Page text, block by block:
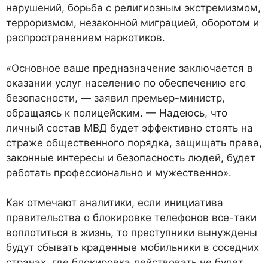
нарушений, борьба с религиозным экстремизмом,
терроризмом, незаконной миграцией, оборотом и
распространением наркотиков.
«Основное ваше предназначение заключается в
оказании услуг населению по обеспечению его
безопасности, — заявил премьер-министр,
обращаясь к полицейским. — Надеюсь, что
личный состав МВД будет эффективно стоять на
страже общественного порядка, защищать права,
законные интересы и безопасность людей, будет
работать профессионально и мужественно».
Как отмечают аналитики, если инициатива
правительства о блокировке телефонов все-таки
воплотиться в жизнь, то преступники вынуждены
будут сбывать краденные мобильники в соседних